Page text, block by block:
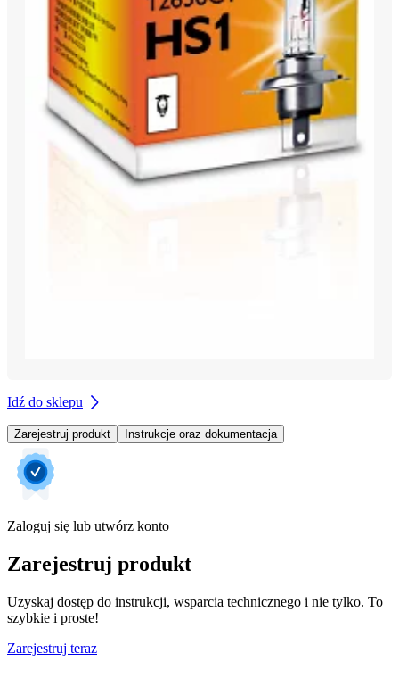
Idź do sklepu
Zarejestruj produkt Instrukcje oraz dokumentacja
Zaloguj się lub utwórz konto
Zarejestruj produkt
Uzyskaj dostęp do instrukcji, wsparcia technicznego i nie tylko. To
szybkie i proste!
Zarejestruj teraz